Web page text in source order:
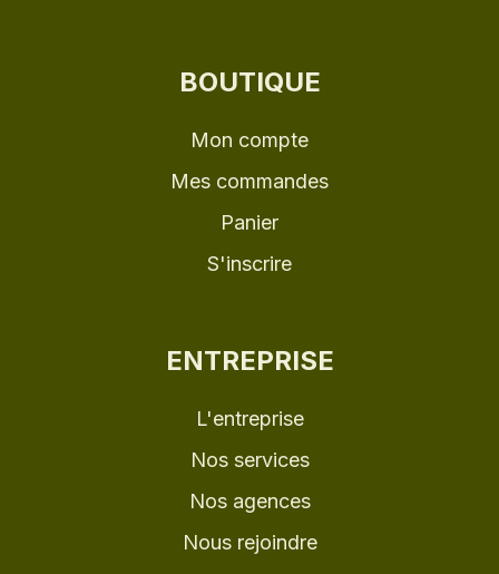
BOUTIQUE
Mon compte
Mes commandes
Panier
S'inscrire
ENTREPRISE
L'entreprise
Nos services
Nos agences
Nous rejoindre